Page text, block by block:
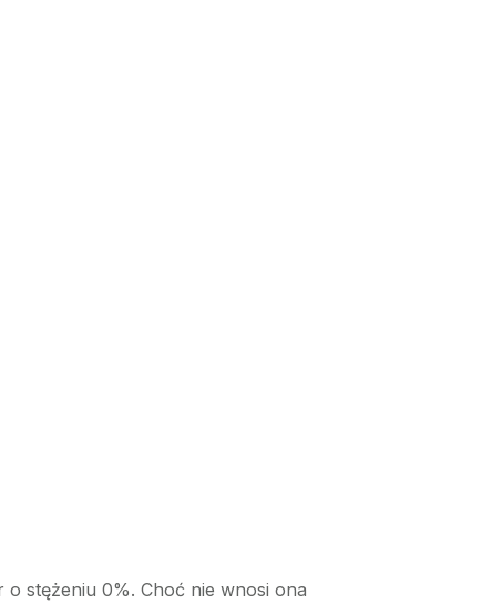
stężeniu 0%. Choć nie wnosi ona